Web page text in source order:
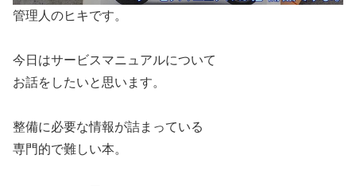
管理人のヒキです。
今日はサービスマニュアルについて
お話をしたいと思います。
整備に必要な情報が詰まっている
専門的で難しい本。